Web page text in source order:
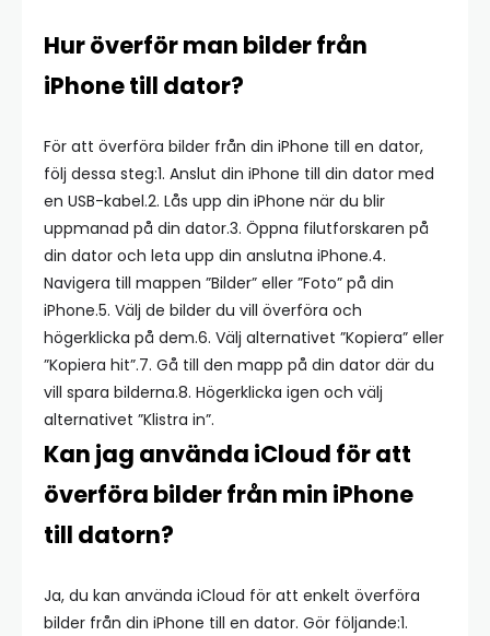
Hur överför man bilder från
iPhone till dator?
För att överföra bilder från din iPhone till en dator,
följ dessa steg:1. Anslut din iPhone till din dator med
en USB-kabel.2. Lås upp din iPhone när du blir
uppmanad på din dator.3. Öppna filutforskaren på
din dator och leta upp din anslutna iPhone.4.
Navigera till mappen ”Bilder” eller ”Foto” på din
iPhone.5. Välj de bilder du vill överföra och
högerklicka på dem.6. Välj alternativet ”Kopiera” eller
”Kopiera hit”.7. Gå till den mapp på din dator där du
vill spara bilderna.8. Högerklicka igen och välj
alternativet ”Klistra in”.
Kan jag använda iCloud för att
överföra bilder från min iPhone
till datorn?
Ja, du kan använda iCloud för att enkelt överföra
bilder från din iPhone till en dator. Gör följande:1.